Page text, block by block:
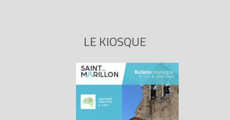
LE KIOSQUE